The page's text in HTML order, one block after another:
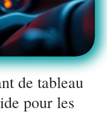
de tableau
pour les